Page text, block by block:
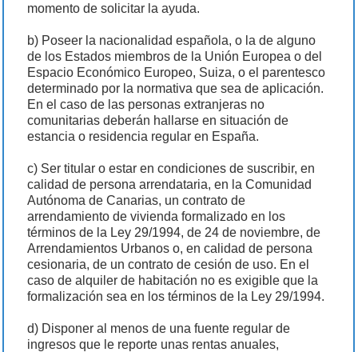
momento de solicitar la ayuda.
b) Poseer la nacionalidad española, o la de alguno
de los Estados miembros de la Unión Europea o del
Espacio Económico Europeo, Suiza, o el parentesco
determinado por la normativa que sea de aplicación.
En el caso de las personas extranjeras no
comunitarias deberán hallarse en situación de
estancia o residencia regular en España.
c) Ser titular o estar en condiciones de suscribir, en
calidad de persona arrendataria, en la Comunidad
Autónoma de Canarias, un contrato de
arrendamiento de vivienda formalizado en los
términos de la Ley 29/1994, de 24 de noviembre, de
Arrendamientos Urbanos o, en calidad de persona
cesionaria, de un contrato de cesión de uso. En el
caso de alquiler de habitación no es exigible que la
formalización sea en los términos de la Ley 29/1994.
d) Disponer al menos de una fuente regular de
ingresos que le reporte unas rentas anuales,